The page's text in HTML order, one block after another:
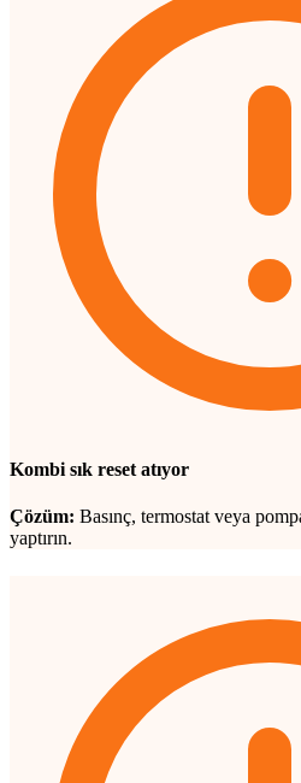
Kombi sık reset atıyor
Çözüm: Basınç, termostat veya
yaptırın.